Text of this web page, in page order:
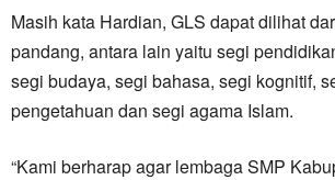
Masih kata Hardian, GLS dapat dilihat
pandang, antara lain yaitu segi
segi budaya, segi bahasa, segi kognitif,
pengetahuan dan segi agama Islam.
“Kami berharap agar lembaga SMP